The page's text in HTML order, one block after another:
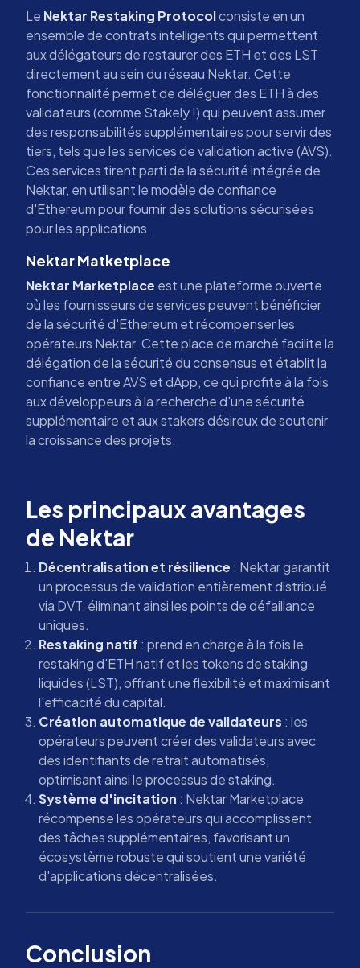
Le Nektar Restaking Protocolconsiste en un
ensemble de contrats intelligents qui permettent
aux délégateurs de restaurer des ETH et des LST
directement au sein du réseau Nektar. Cette
fonctionnalité permet de déléguer des ETH à des
validateurs (comme Stakely !) qui peuvent assumer
des responsabilités supplémentaires pour servir des
tiers, tels que les services de validation active (AVS).
Ces services tirent parti de la sécurité intégrée de
Nektar, en utilisant le modèle de confiance
d'Ethereum pour fournir des solutions sécurisées
pour les applications.
Nektar Matketplace
Nektar Marketplace est une plateforme ouverte
où les fournisseurs de services peuvent bénéficier
de la sécurité d'Ethereum et récompenser les
opérateurs Nektar. Cette place de marché facilite la
délégation de la sécurité du consensus et établit la
confiance entre AVS et dApp, ce qui profite à la fois
aux développeurs à la recherche d'une sécurité
supplémentaire et aux stakers désireux de soutenir
la croissance des projets.
Les principaux avantages
de Nektar
Décentralisation et résilience : Nektar garantit
un processus de validation entièrement distribué
via DVT, éliminant ainsi les points de défaillance
uniques.
Restaking natif : prend en charge à la fois le
restaking d'ETH natif et les tokens de staking
liquides (LST), offrant une flexibilité et maximisant
l'efficacité du capital.
Création automatique de validateurs : les
opérateurs peuvent créer des validateurs avec
des identifiants de retrait automatisés,
optimisant ainsi le processus de staking.
Système d'incitation : Nektar Marketplace
récompense les opérateurs qui accomplissent
des tâches supplémentaires, favorisant un
écosystème robuste qui soutient une variété
d'applications décentralisées.
Conclusion